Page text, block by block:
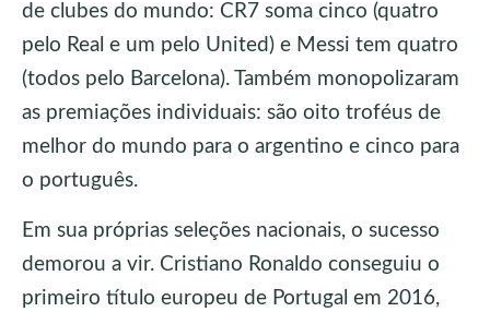
de clubes do mundo: CR7 soma cinco (quatro
pelo Real e um pelo United) e Messi tem quatro
(todos pelo Barcelona). Também monopolizaram
as premiações individuais: são oito troféus de
melhor do mundo para o argentino e cinco para
o português.
Em sua próprias seleções nacionais, o sucesso
demorou a vir. Cristiano Ronaldo conseguiu o
primeiro título europeu de Portugal em 2016,